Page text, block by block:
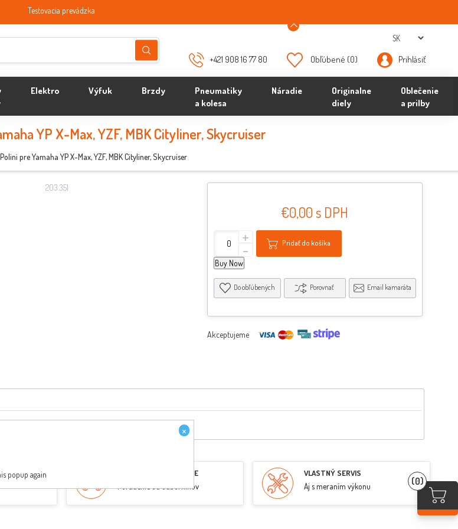
Testovacia prevádzka
+421 908 16 77 80 Obľúbené (0) Prihlásiť
(0)
Elektro Výfuk Brzdy
Pneumatiky
a kolesa
Náradie
Originalne
diely
Oblečenie
a prilby
YP X-Max, YZF, MBK Cityliner, Skycruiser
pre Yamaha YP X-Max, YZF, MBK Cityliner, Skycruiser
203.351
€0,00 s DPH
+
- Pridať do košíka
Buy Now
Do obľúbených Porovnať Email kamaráta
Akceptujeme
ŠPECIALISTI NA SKÚTRE
Poradenie od odborníkov
VLASTNÝ SERVIS
Aj s meraním výkonu
×
popup again